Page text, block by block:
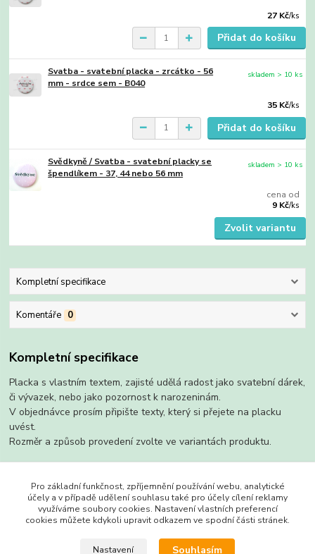
27 Kč/ks
Přidat do košíku
Svatba - svatební placka - zrcátko - 56
mm - srdce sem - B040
35 Kč/ks
skladem > 10 ks
Přidat do košíku
Svědkyně / Svatba - svatební placky se
špendlíkem - 37, 44 nebo 56 mm
cena od
9 Kč/ks
skladem > 10 ks
Zvolit variantu
Kompletní specifikace
Komentáře 0
Kompletní specifikace
Placka s vlastním textem, zajisté udělá radost jako svatební dárek,
či vývazek, nebo jako pozornost k narozeninám.
V objednávce prosím připište texty, který si přejete na placku
uvést.
Rozměr a způsob provedení zvolte ve variantách produktu.
Zboží zařazeno v kategoriích
Pro základní funkčnost, zpříjemnění používání webu, analytické
účely a v případě udělení souhlasu také pro účely cílení reklamy
využíváme soubory cookies. Nastavení vlastních preferencí
cookies můžete kdykoli upravit odkazem ve spodní části stránek.
Nastavení Souhlasím